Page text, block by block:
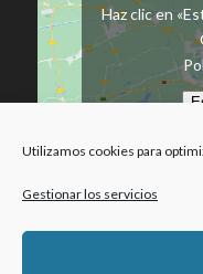
Utilizamos cookies para
Gestionar los servicios
Haz clic en